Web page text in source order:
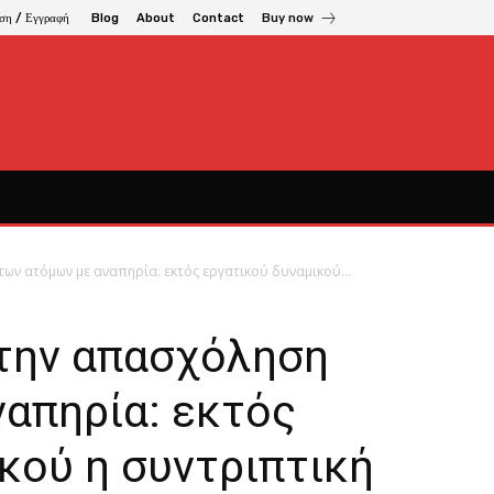
/ Εγγραφή Blog About Contact Buy now
ατόμων με αναπηρία: εκτός εργατικού δυναμικού...
απασχόληση
εκτός
η συντριπτική